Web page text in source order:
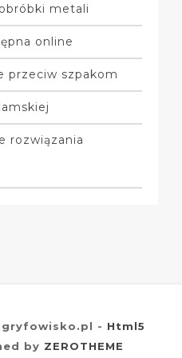
metali
online
przeciw szpakom
rozwiązania
- Html5
by ZEROTHEME